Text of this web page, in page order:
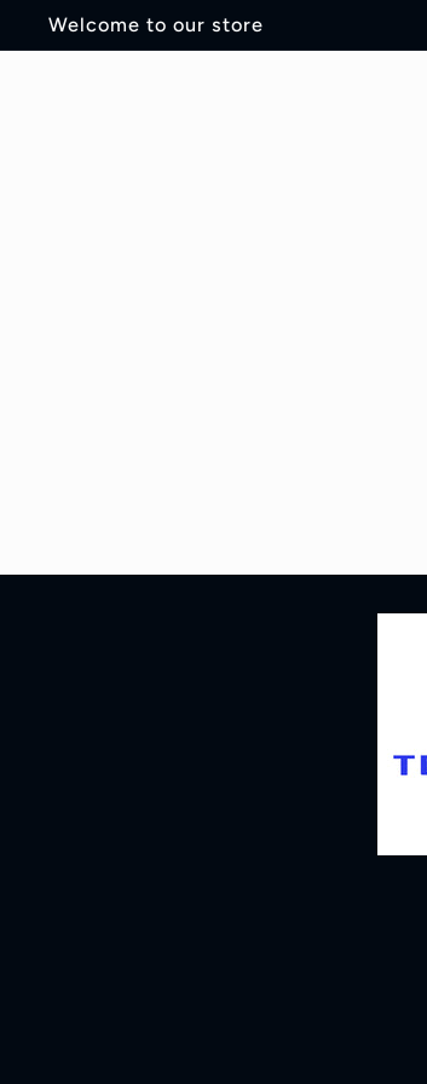
Welcome to our store